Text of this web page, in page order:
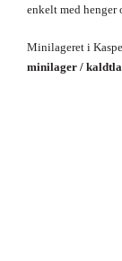
enkelt med henger
Minilageret i
minilager /